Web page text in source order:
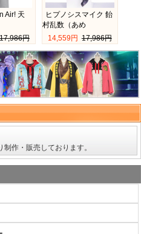
Air! 天
17,986円
ヒプノシスマイク 飴
村乱数（あめ
14,559円 17,986円
制作・販売しております。